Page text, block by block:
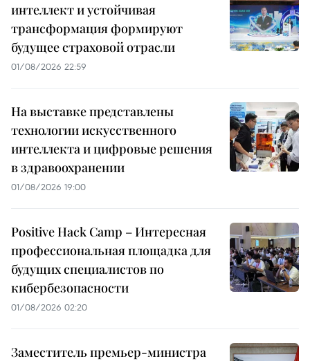
интеллект и устойчивая
трансформация формируют
будущее страховой отрасли
01/08/2026 22:59
На выставке представлены
технологии искусственного
интеллекта и цифровые решения
в здравоохранении
01/08/2026 19:00
Positive Hack Camp – Интересная
профессиональная площадка для
будущих специалистов по
кибербезопасности
01/08/2026 02:20
Заместитель премьер-министра